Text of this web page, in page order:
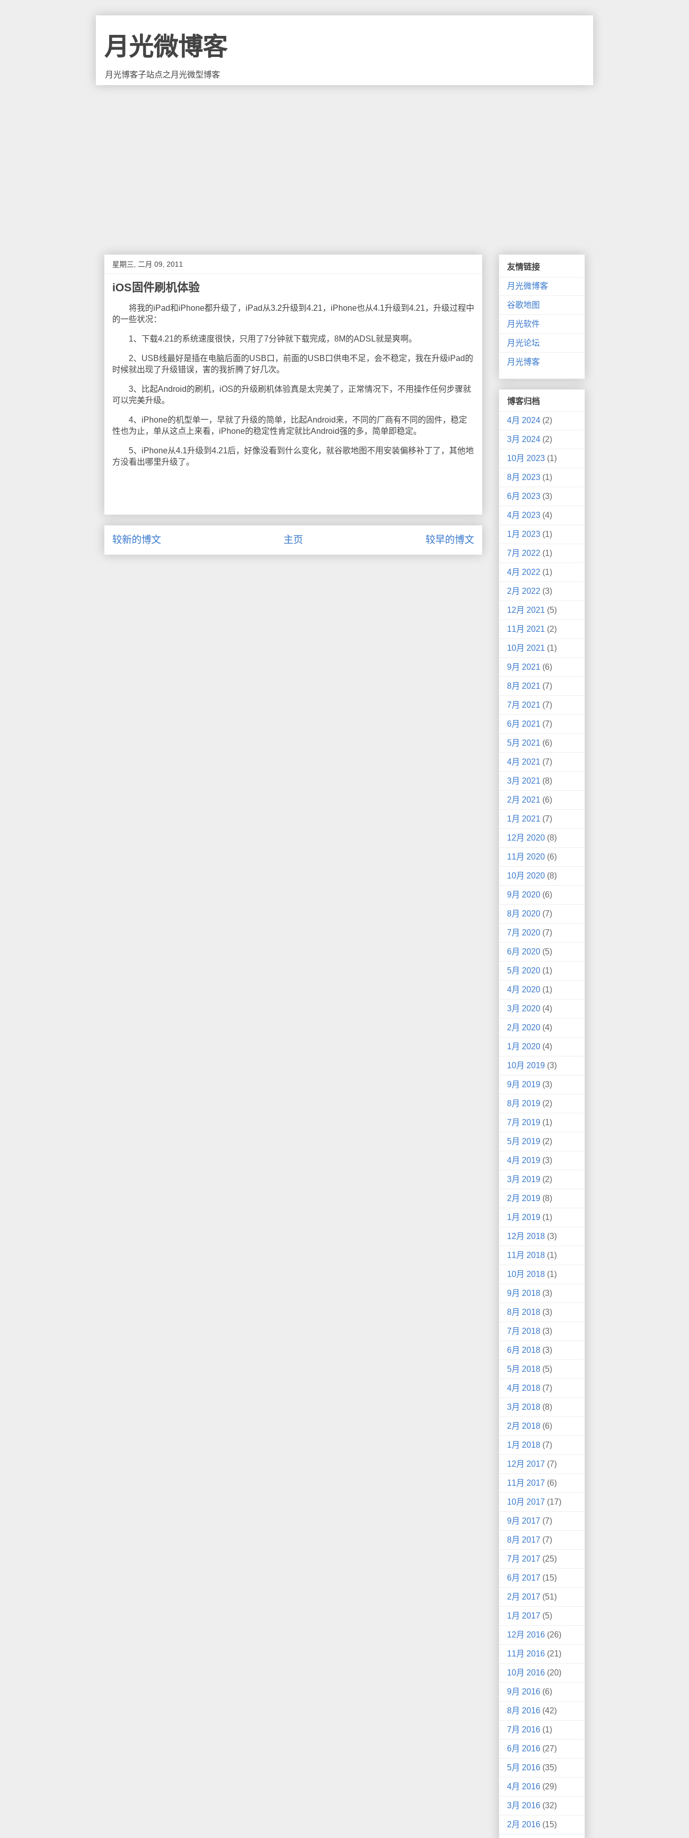
月光微博客
月光博客子站点之月光微型博客
星期三, 二月 09, 2011
iOS固件刷机体验
将我的iPad和iPhone都升级了，iPad从3.2升级到4.21，iPhone也从4.1升级到4.21，升级过程中
的一些状况：
1、下载4.21的系统速度很快，只用了7分钟就下载完成，8M的ADSL就是爽啊。
2、USB线最好是插在电脑后面的USB口，前面的USB口供电不足，会不稳定，我在升级iPad的
时候就出现了升级错误，害的我折腾了好几次。
3、比起Android的刷机，iOS的升级刷机体验真是太完美了，正常情况下，不用操作任何步骤就
可以完美升级。
4、iPhone的机型单一，早就了升级的简单，比起Android来，不同的厂商有不同的固件，稳定
性也为止，单从这点上来看，iPhone的稳定性肯定就比Android强的多，简单即稳定。
5、iPhone从4.1升级到4.21后，好像没看到什么变化，就谷歌地图不用安装偏移补丁了，其他地
方没看出哪里升级了。
较新的博文 较早的博文
主页
友情链接
月光微博客
谷歌地图
月光软件
月光论坛
月光博客
博客归档
4月 2024 (2)
3月 2024 (2)
10月 2023 (1)
8月 2023 (1)
6月 2023 (3)
4月 2023 (4)
1月 2023 (1)
7月 2022 (1)
4月 2022 (1)
2月 2022 (3)
12月 2021 (5)
11月 2021 (2)
10月 2021 (1)
9月 2021 (6)
8月 2021 (7)
7月 2021 (7)
6月 2021 (7)
5月 2021 (6)
4月 2021 (7)
3月 2021 (8)
2月 2021 (6)
1月 2021 (7)
12月 2020 (8)
11月 2020 (6)
10月 2020 (8)
9月 2020 (6)
8月 2020 (7)
7月 2020 (7)
6月 2020 (5)
5月 2020 (1)
4月 2020 (1)
3月 2020 (4)
2月 2020 (4)
1月 2020 (4)
10月 2019 (3)
9月 2019 (3)
8月 2019 (2)
7月 2019 (1)
5月 2019 (2)
4月 2019 (3)
3月 2019 (2)
2月 2019 (8)
1月 2019 (1)
12月 2018 (3)
11月 2018 (1)
10月 2018 (1)
9月 2018 (3)
8月 2018 (3)
7月 2018 (3)
6月 2018 (3)
5月 2018 (5)
4月 2018 (7)
3月 2018 (8)
2月 2018 (6)
1月 2018 (7)
12月 2017 (7)
11月 2017 (6)
10月 2017 (17)
9月 2017 (7)
8月 2017 (7)
7月 2017 (25)
6月 2017 (15)
2月 2017 (51)
1月 2017 (5)
12月 2016 (26)
11月 2016 (21)
10月 2016 (20)
9月 2016 (6)
8月 2016 (42)
7月 2016 (1)
6月 2016 (27)
5月 2016 (35)
4月 2016 (29)
3月 2016 (32)
2月 2016 (15)